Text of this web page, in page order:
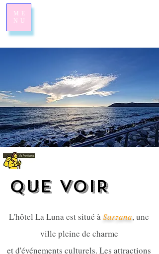
ME
NU
QUE VOIR
QUE VOIR
L'hôtel La Luna est situé àSarzana, une
ville pleine de charme
et d'événements culturels. Les attractions